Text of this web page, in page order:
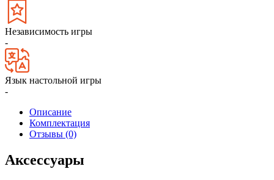
Независимость игры
-
Язык настольной игры
-
Описание
Комплектация
Отзывы (0)
Аксессуары